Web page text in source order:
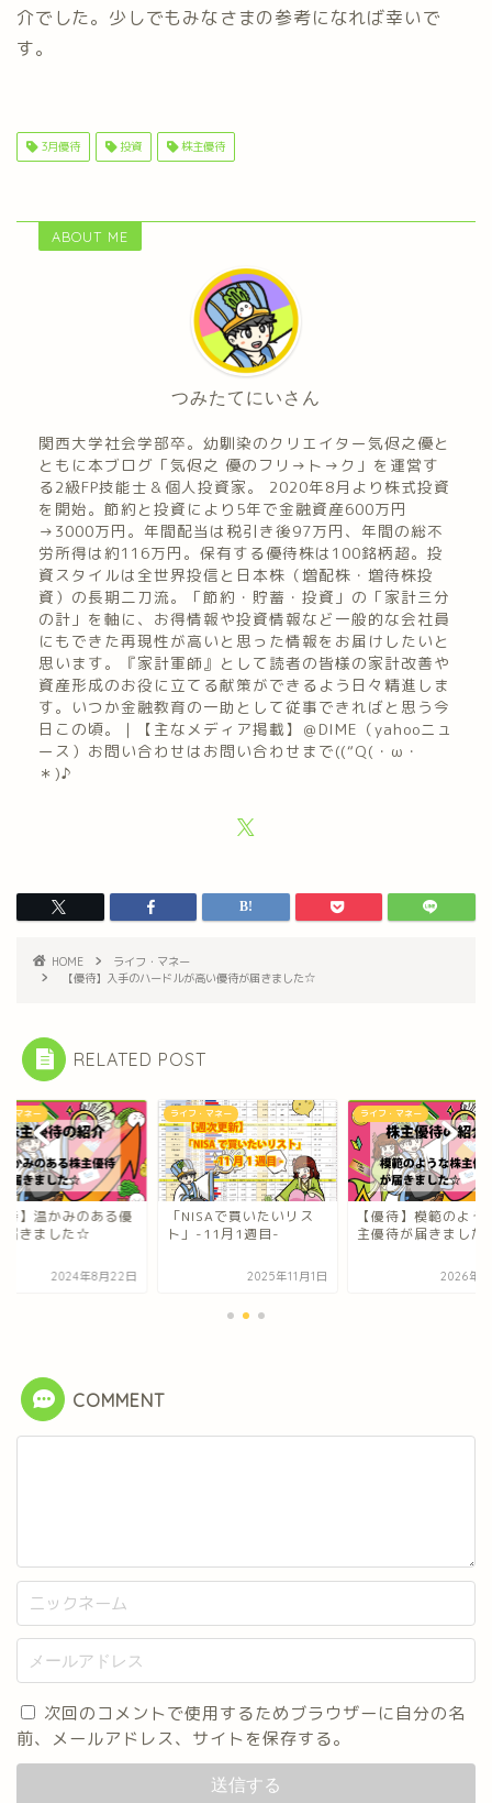
介でした。少しでもみなさまの参考になれば幸いで
す。
3月優待 投資 株主優待
ABOUT ME
つみたてにいさん
関西大学社会学部卒。幼馴染のクリエイター気侭之優と
ともに本ブログ「気侭之 優のフリ→ト→ク」を運営す
る2級FP技能士＆個人投資家。 2020年8月より株式投資
を開始。節約と投資により5年で金融資産600万円
→3000万円。年間配当は税引き後97万円、年間の総不
労所得は約116万円。保有する優待株は100銘柄超。投
資スタイルは全世界投信と日本株（増配株・増待株投
資）の長期二刀流。「節約・貯蓄・投資」の「家計三分
の計」を軸に、お得情報や投資情報など一般的な会社員
にもできた再現性が高いと思った情報をお届けしたいと
思います。『家計軍師』として読者の皆様の家計改善や
資産形成のお役に立てる献策ができるよう日々精進しま
す。いつか金融教育の一助として従事できればと思う今
日この頃。｜【主なメディア掲載】＠DIME（yahooニュ
ース）お問い合わせはお問い合わせまで((“Q(・ω・
＊)♪
HOME
ライフ・マネー
【優待】入手のハードルが高い優待が届きました☆
RELATED POST
・マネー
待】温かみのある優
届きました☆
2024年8月22日
ライフ・マネー
「NISAで買いたいリス
ト」-11月1週目-
2025年11月1日
ライフ・マネー
【優待】模範のよう
主優待が届きまし
2026年3
COMMENT
次回のコメントで使用するためブラウザーに自分の名
前、メールアドレス、サイトを保存する。